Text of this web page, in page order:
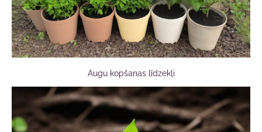
Augu kopšanas līdzekļi